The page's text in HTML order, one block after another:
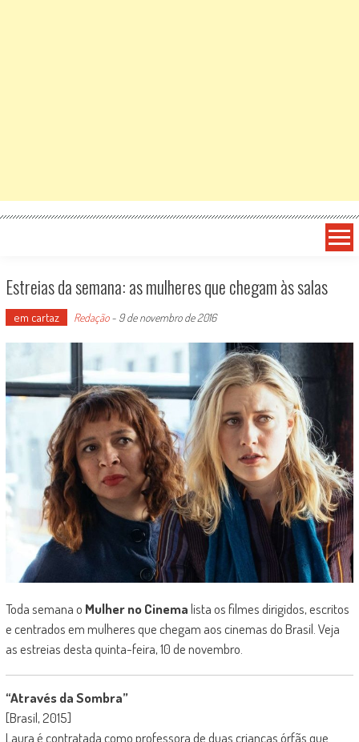
Estreias da semana: as mulheres que chegam às salas
em cartaz Redação- 9 de novembro de 2016
Toda semana o Mulher no Cinemalista os filmes dirigidos, escritos
e centrados em mulheres que chegam aos cinemas do Brasil. Veja
as estreias desta quinta-feira, 10 de novembro.
“Através da Sombra”
[Brasil, 2015]
Laura é contratada como professora de duas crianças órfãs que